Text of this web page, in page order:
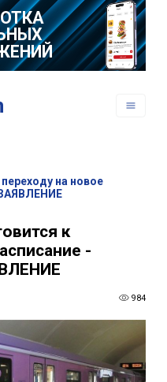
на новое
к
-
984